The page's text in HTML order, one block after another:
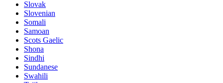
Slovak
Slovenian
Somali
Samoan
Scots Gaelic
Shona
Sindhi
Sundanese
Swahili